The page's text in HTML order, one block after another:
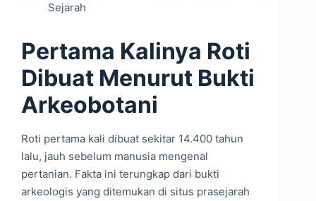
Sejarah
Pertama Kalinya Roti
Dibuat Menurut Bukti
Arkeobotani
Roti pertama kali dibuat sekitar 14.400 tahun
lalu, jauh sebelum manusia mengenal
pertanian. Fakta ini terungkap dari bukti
arkeologis yang ditemukan di situs prasejarah